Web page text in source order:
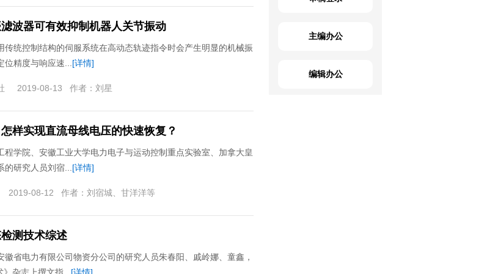
波器可有效抑制机器人关节振动
传统控制结构的伺服系统在高动态轨迹指令时会产生明显的机械振
精度与响应速... [详情]
2019-08-13 作者： 刘星
样实现直流母线电压的快速恢复？
程学院、安徽工业大学电力电子与运动控制重点实验室、加拿大皇
研究人员刘宿... [详情]
2019-08-12 作者： 刘宿城、甘洋洋等
测技术综述
徽省电力有限公司物资分公司的研究人员朱春阳、戚岭娜、童鑫，
主编办公
编辑办公